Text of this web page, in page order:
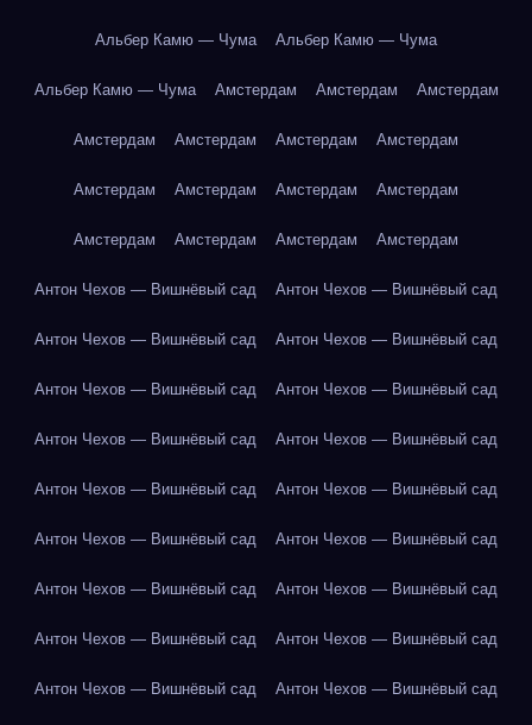
Альбер Камю — Чума Альбер Камю — Чума
Альбер Камю — Чума Амстердам Амстердам Амстердам
Амстердам Амстердам Амстердам Амстердам
Амстердам Амстердам Амстердам Амстердам
Амстердам Амстердам Амстердам Амстердам
Антон Чехов — Вишнёвый сад Антон Чехов — Вишнёвый сад
Антон Чехов — Вишнёвый сад Антон Чехов — Вишнёвый сад
Антон Чехов — Вишнёвый сад Антон Чехов — Вишнёвый сад
Антон Чехов — Вишнёвый сад Антон Чехов — Вишнёвый сад
Антон Чехов — Вишнёвый сад Антон Чехов — Вишнёвый сад
Антон Чехов — Вишнёвый сад Антон Чехов — Вишнёвый сад
Антон Чехов — Вишнёвый сад Антон Чехов — Вишнёвый сад
Антон Чехов — Вишнёвый сад Антон Чехов — Вишнёвый сад
Антон Чехов — Вишнёвый сад Антон Чехов — Вишнёвый сад